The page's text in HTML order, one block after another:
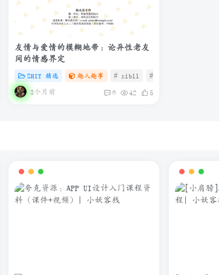
# SHIT
友情与爱情的模糊地带：论异性老友
间的情感界定
SHIT 精选 趣人趣事 # zibll # C
3个月前 0 42 5